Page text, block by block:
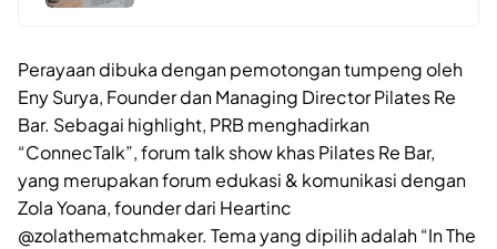
Perayaan dibuka dengan pemotongan tumpeng oleh
Eny Surya, Founder dan Managing Director Pilates Re
Bar. Sebagai highlight, PRB menghadirkan
“ConnecTalk”, forum talk show khas Pilates Re Bar,
yang merupakan forum edukasi & komunikasi dengan
Zola Yoana, founder dari Heartinc
@zolathematchmaker. Tema yang dipilih adalah “In The